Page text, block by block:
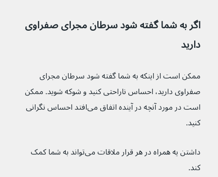
اگر به شما گفته شود سرطان مجرای صفراوی
دارید
ممکن است از اینکه به شما گفته شود سرطان مجرای
صفراوی دارید، احساس ناراحتی کنید و شوکه شوید. ممکن
است در مورد آنچه در آینده اتفاق می‌افتد احساس نگرانی
کنید.
داشتن یه همراه در هر قرار ملاقات می‌تواند به شما کمک
کند.